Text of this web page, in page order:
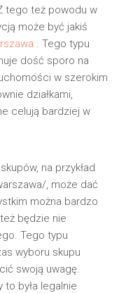
tego też powodu w
może być jakiś
. Tego typu
dość sporo na
w szerokim
działkami,
celują bardziej w
na przykład
, może dać
można bardzo
będzie nie
Tego typu
wyboru skupu
swoją uwagę.
była legalnie